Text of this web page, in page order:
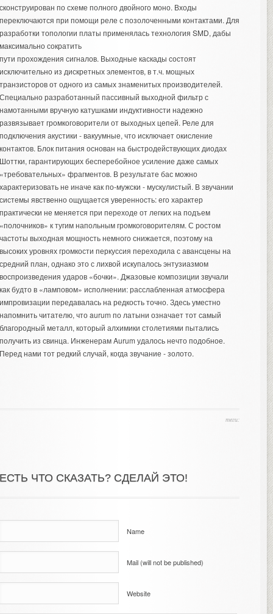
по схеме полного двойного моно. Входы
при помощи реле с позолоченными контактами. Для
топологии платы применялась технология SMD, дабы
сократить
прохождения сигналов. Выходные каскады состоят
из дискретных элементов, в т.ч. мощных
от одного из самых знаменитых производителей.
разработанный пассивный выходной фильтр с
вручную катушками индуктивности надежно
громкоговорители от выходных цепей. Реле для
акустики - вакуумные, что исключает окисление
Блок питания основан на быстродействующих диодах
гарантирующих бесперебойное усиление даже самых
фрагментов. В результате бас можно
не иначе как по-мужски - мускулистый. В звучании
явственно ощущается уверенность: его характер
не меняется при переходе от легких на подъем
к тугим напольным громкоговорителям. С ростом
выходная мощность немного снижается, поэтому на
уровнях громкости перкуссия переходила с авансцены на
план, однако это с лихвой искупалось энтузиазмом
ударов «бочки». Джазовые композиции звучали
будто в «ламповом» исполнении: расслабленная атмосфера
передавалась на редкость точно. Здесь уместно
читателю, что aurum по латыни означает тот самый
металл, который алхимики столетиями пытались
из свинца. Инженерам Aurum удалось нечто подобное.
нами тот редкий случай, когда звучание - золото.
теги:
ЧТО СКАЗАТЬ? СДЕЛАЙ ЭТО!
Name
Mail (will not be published)
Website